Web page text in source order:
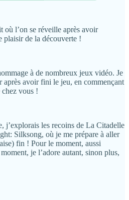
où l’on se réveille après avoir
plaisir de la découverte !
à de nombreux jeux vidéo. Je
après avoir fini le jeu, en commençant
chez vous !
j’explorais les recoins de La Citadelle
Silksong, où je me prépare à aller
fin ! Pour le moment, aussi
je l’adore autant, sinon plus,